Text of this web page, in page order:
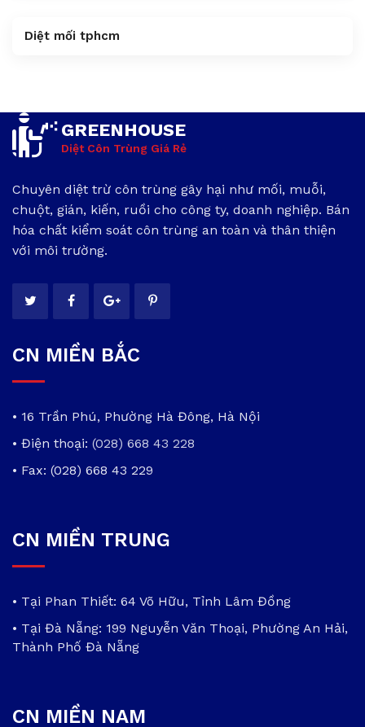
Diệt mối tphcm
GREENHOUSE
Diệt Côn Trùng Giá Rẻ
Chuyên diệt trừ côn trùng gây hại như mối, muỗi,
chuột, gián, kiến, ruồi cho công ty, doanh nghiệp. Bán
hóa chất kiểm soát côn trùng an toàn và thân thiện
với môi trường.
CN MIỀN BẮC
• 16 Trần Phú, Phường Hà Đông, Hà Nội
• Điện thoại: (028) 668 43 228
• Fax: (028) 668 43 229
CN MIỀN TRUNG
• Tại Phan Thiết: 64 Võ Hữu, Tỉnh Lâm Đồng
• Tại Đà Nẵng: 199 Nguyễn Văn Thoại, Phường An Hải,
Thành Phố Đà Nẵng
CN MIỀN NAM